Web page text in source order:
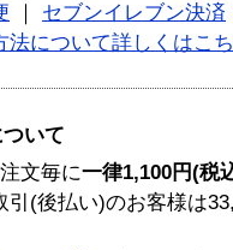
セブンイレブン決済
法について詳しくはこ
いて
文毎に一律1,100円(税
(後払い)のお客様は